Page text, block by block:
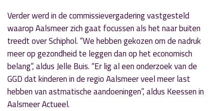
Verder werd in de commissievergadering vastgesteld
waarop Aalsmeer zich gaat focussen als het naar buiten
treedt over Schiphol. “We hebben gekozen om de nadruk
meer op gezondheid te leggen dan op het economisch
belang”, aldus Jelle Buis. “Er lig al een onderzoek van de
GGD dat kinderen in de regio Aalsmeer veel meer last
hebben van astmatische aandoeningen”, aldus Keessen in
Aalsmeer Actueel.